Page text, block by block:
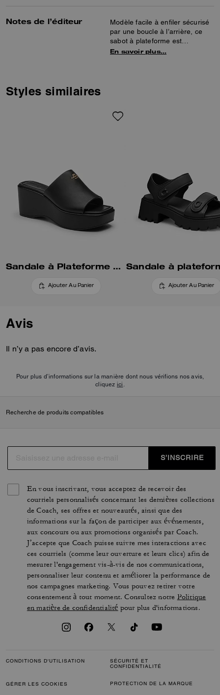
Notes de l’éditeur
Modèle facile à enfiler sécurisé
par une boucle à l’arrière, ce
sabot à plateforme est
confectionné en cuir lisse
extérieure résistante en
En savoir plus…
Styles similaires
Sandale à Plateforme Phoebe
Ajouter Au Panier Ajouter Au Panier
Avis
Il n’y a pas encore d’avis.
Pour plus d’informations sur la manière dont nous vérifions nos avis,
cliquez ici
Recherche de produits compatibles
S’INSCRIRE
En vous inscrivant, vous acceptez de recevoir des
courriels personnalisés concernant les dernières collections
de Coach, ses offres et nouveautés, ainsi que des
informations sur la façon de participer aux événements,
aux concours ou aux promotions organisés par Coach.
J’accepte que Coach puisse suivre mes interactions avec
ces courriels (comme leur ouverture et leurs clics) afin de
mesurer l'engagement vis-à-vis de nos communications,
personnaliser leur contenu et améliorer la performance de
nos campagnes marketing. Vous pouvez retirer votre
consentement à tout moment. Consultez notre Politique
en matière de confidentialité pour plus d'informations.
CONDITIONS D'UTILISATION
SÉCURITÉ ET
CONFIDENTIALITÉ
GÉRER LES COOKIES PROTECTION DE LA MARQUE